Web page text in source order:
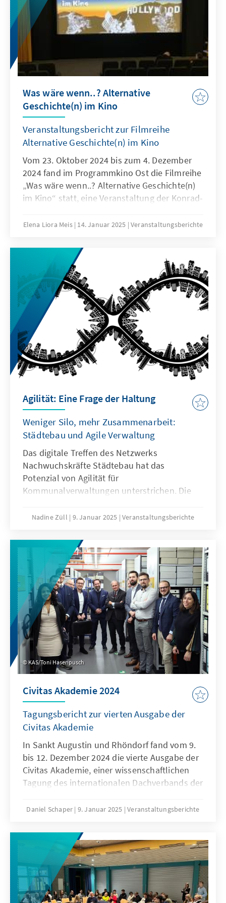
gesellschaftspolitischer Herausforderungen.
Was wäre wenn..? Alternative
Geschichte(n) im Kino
Veranstaltungsbericht zur Filmreihe
Alternative Geschichte(n) im Kino
Vom 23. Oktober 2024 bis zum 4. Dezember
2024 fand im Programmkino Ost die Filmreihe
„Was wäre wenn..? Alternative Geschichte(n)
im Kino“ statt, eine Veranstaltung der Konrad-
Elena Liora Meis 14. Januar 2025 Veranstaltungsberichte
Agilität: Eine Frage der Haltung
Weniger Silo, mehr Zusammenarbeit:
Städtebau und Agile Verwaltung
Das digitale Treffen des Netzwerks
Nachwuchskräfte Städtebau hat das
Potenzial von Agilität für
Kommunalverwaltungen unterstrichen. Die
Erfahrungen im Umgang mit agilen
aus, wie Verwaltungen organisatorische und
kulturelle Veränderungen fördern können.
Nadine Züll 9. Januar 2025 Veranstaltungsberichte
KAS/Toni Hasenpusch
Civitas Akademie 2024
Tagungsbericht zur vierten Ausgabe der
Civitas Akademie
In Sankt Augustin und Rhöndorf fand vom 9.
bis 12. Dezember 2024 die vierte Ausgabe der
Civitas Akademie, einer wissenschaftlichen
Tagung des internationalen Dachverbands der
Geschichte der Christdemokratie, Civitas,
internationale Gruppe von
Nachwuchswissenschaftlern vor Ort ihre
faszinierenden, interdisziplinären
Forschungsansätze zur Geschichte
christdemokratischer Bewegungen in Europa
und Lateinamerika vor.
Daniel Schaper 9. Januar 2025 Veranstaltungsberichte